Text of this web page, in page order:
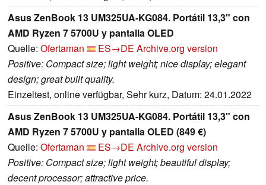
Asus ZenBook 13 UM325UA-KG084. Portátil 13,3" con
AMD Ryzen 7 5700U y pantalla OLED
Quelle: Ofertaman ES→DE Archive.org version
Positive: Compact size; light weight; nice display; elegant
design; great built quality.
Einzeltest, online verfügbar, Sehr kurz, Datum: 24.01.2022
Asus ZenBook 13 UM325UA-KG084. Portátil 13,3" con
AMD Ryzen 7 5700U y pantalla OLED (849 €)
Quelle: Ofertaman ES→DE Archive.org version
Positive: Compact size; light weight; beautiful display;
decent processor; attractive price.